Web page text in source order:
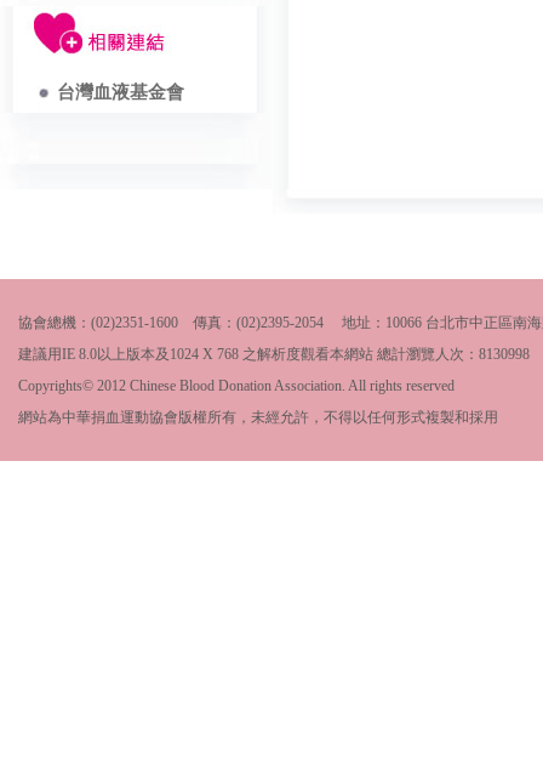
台灣血液基金會
協會總機：(02)2351-1600 傳真：(02)2395-2054 地址：10066 台北市中正區南
建議用IE 8.0以上版本及1024 X 768 之解析度觀看本網站 總計瀏覽人次： 8130998
Copyrights© 2012 Chinese Blood Donation Association. All rights reserved
網站為中華捐血運動協會版權所有，未經允許，不得以任何形式複製和採用